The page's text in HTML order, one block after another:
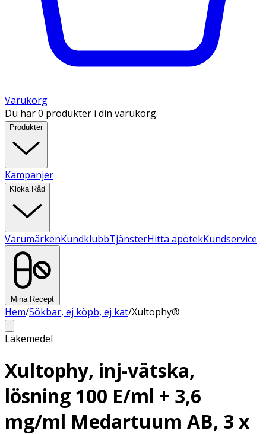
Varukorg
Du har 0 produkter i din varukorg.
Produkter
Kampanjer
Kloka Råd
VarumärkenKundklubbTjänsterHitta apotekKundservice
Mina Recept
Hem/Sökbar, ej köpb, ej kat/Xultophy®
Läkemedel
Xultophy, inj-vätska,
lösning 100 E/ml + 3,6
mg/ml Medartuum AB, 3 x